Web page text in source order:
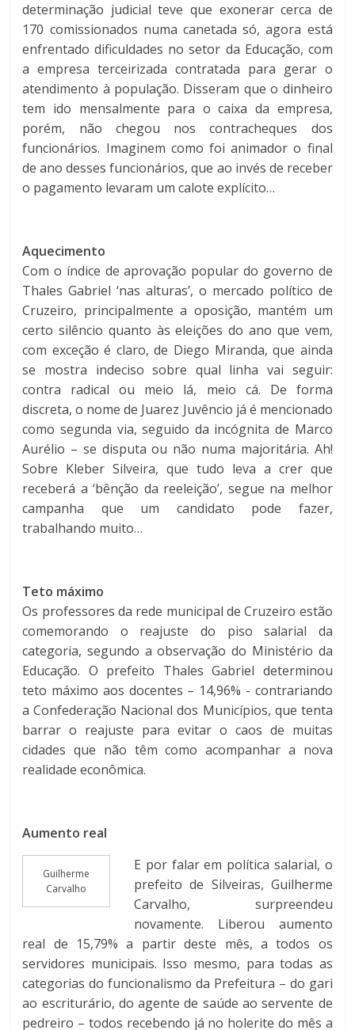
determinação judicial teve que exonerar cerca de
170 comissionados numa canetada só, agora está
enfrentado dificuldades no setor da Educação, com
a empresa terceirizada contratada para gerar o
atendimento à população. Disseram que o dinheiro
tem ido mensalmente para o caixa da empresa,
porém, não chegou nos contracheques dos
funcionários. Imaginem como foi animador o final
de ano desses funcionários, que ao invés de receber
o pagamento levaram um calote explícito…
Aquecimento
Com o índice de aprovação popular do governo de
Thales Gabriel ‘nas alturas’, o mercado político de
Cruzeiro, principalmente a oposição, mantém um
certo silêncio quanto às eleições do ano que vem,
com exceção é claro, de Diego Miranda, que ainda
se mostra indeciso sobre qual linha vai seguir:
contra radical ou meio lá, meio cá. De forma
discreta, o nome de Juarez Juvêncio já é mencionado
como segunda via, seguido da incógnita de Marco
Aurélio – se disputa ou não numa majoritária. Ah!
Sobre Kleber Silveira, que tudo leva a crer que
receberá a ‘bênção da reeleição’, segue na melhor
campanha que um candidato pode fazer,
trabalhando muito…
Teto máximo
Os professores da rede municipal de Cruzeiro estão
comemorando o reajuste do piso salarial da
categoria, segundo a observação do Ministério da
Educação. O prefeito Thales Gabriel determinou
teto máximo aos docentes – 14,96% - contrariando
a Confederação Nacional dos Municípios, que tenta
barrar o reajuste para evitar o caos de muitas
cidades que não têm como acompanhar a nova
realidade econômica.
Aumento real
Guilherme
Carvalho
E por falar em política salarial, o
prefeito de Silveiras, Guilherme
Carvalho, surpreendeu
novamente. Liberou aumento
real de 15,79% a partir deste mês, a todos os
servidores municipais. Isso mesmo, para todas as
categorias do funcionalismo da Prefeitura – do gari
ao escriturário, do agente de saúde ao servente de
pedreiro – todos recebendo já no holerite do mês a